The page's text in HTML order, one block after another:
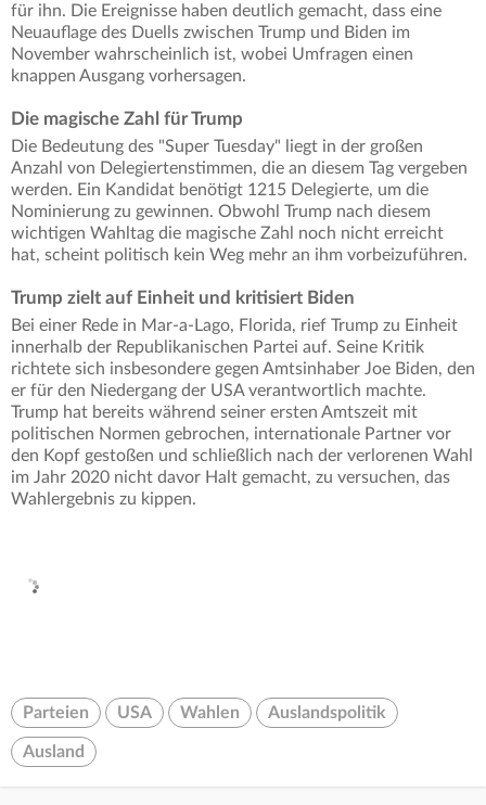
für ihn. Die Ereignisse haben deutlich gemacht, dass eine
Neuauflage des Duells zwischen Trump und Biden im
November wahrscheinlich ist, wobei Umfragen einen
knappen Ausgang vorhersagen.
Die magische Zahl für Trump
Die Bedeutung des "Super Tuesday" liegt in der großen
Anzahl von Delegiertenstimmen, die an diesem Tag vergeben
werden. Ein Kandidat benötigt 1215 Delegierte, um die
Nominierung zu gewinnen. Obwohl Trump nach diesem
wichtigen Wahltag die magische Zahl noch nicht erreicht
hat, scheint politisch kein Weg mehr an ihm vorbeizuführen.
Trump zielt auf Einheit und kritisiert Biden
Bei einer Rede in Mar-a-Lago, Florida, rief Trump zu Einheit
innerhalb der Republikanischen Partei auf. Seine Kritik
richtete sich insbesondere gegen Amtsinhaber Joe Biden, den
er für den Niedergang der USA verantwortlich machte.
Trump hat bereits während seiner ersten Amtszeit mit
politischen Normen gebrochen, internationale Partner vor
den Kopf gestoßen und schließlich nach der verlorenen Wahl
im Jahr 2020 nicht davor Halt gemacht, zu versuchen, das
Wahlergebnis zu kippen.
Parteien USA Wahlen Auslandspolitik
Ausland